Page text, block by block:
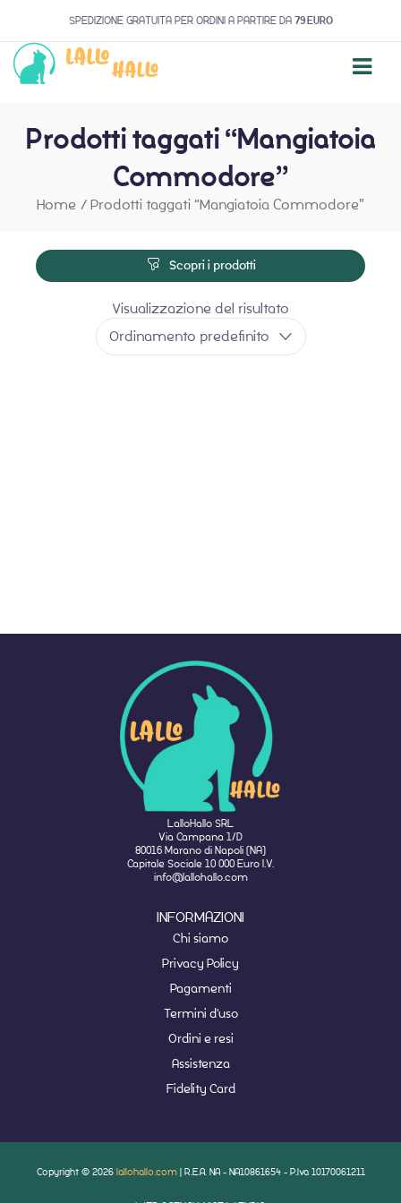
SPEDIZIONE GRATUITA PER ORDINI A PARTIRE DA 79 EURO
Prodotti taggati “Mangiatoia
Commodore”
Home / Prodotti taggati “Mangiatoia Commodore”
Scopri i prodotti
Visualizzazione del risultato
Ordinamento predefinito
LalloHallo SRL
Via Campana 1/D
80016 Marano di Napoli (NA)
Capitale Sociale 10 000 Euro I.V.
info@lallohallo.com
INFORMAZIONI
Chi siamo
Privacy Policy
Pagamenti
Termini d'uso
Ordini e resi
Assistenza
Fidelity Card
Copyright © 2026 lallohallo.com | R.E.A. NA - NA10861654 - P.Iva 10170061211